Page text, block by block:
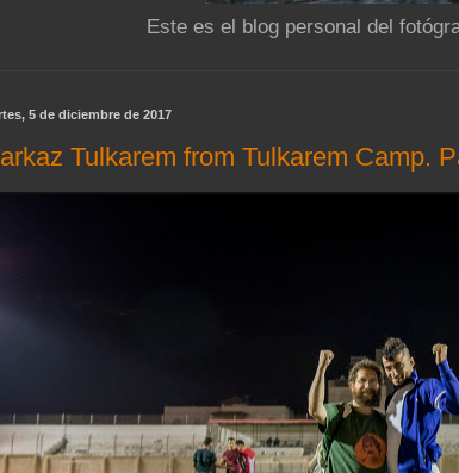
Este es el blog personal del
5 de diciembre de 2017
Tulkarem from Tulkarem Camp.